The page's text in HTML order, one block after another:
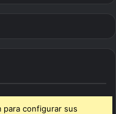
para configurar sus